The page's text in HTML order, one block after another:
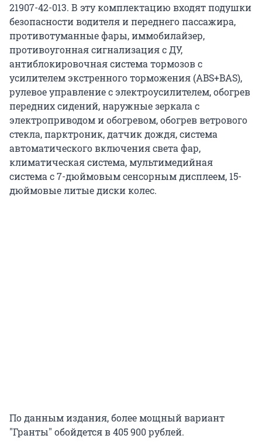
21907-42-013. В эту комплектацию входят подушки
безопасности водителя и переднего пассажира,
противотуманные фары, иммобилайзер,
противоугонная сигнализация с ДУ,
антиблокировочная система тормозов с
усилителем экстренного торможения (ABS+BAS),
рулевое управление с электроусилителем, обогрев
передних сидений, наружные зеркала с
электроприводом и обогревом, обогрев ветрового
стекла, парктроник, датчик дождя, система
автоматического включения света фар,
климатическая система, мультимедийная
система с 7-дюймовым сенсорным дисплеем, 15-
дюймовые литые диски колес.
По данным издания, более мощный вариант
"Гранты" обойдется в 405 900 рублей.